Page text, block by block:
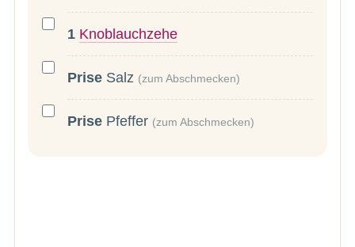
1 Knoblauchzehe
Prise Salz (zum Abschmecken)
Prise Pfeffer (zum Abschmecken)